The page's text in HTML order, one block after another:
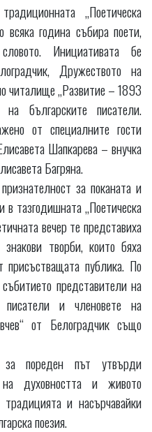
„Поетическа
всяка година събира поети,
Инициативата бе
Дружеството на
читалище „Развитие – 1893
българските писатели.
от специалните гости
Шапкарева – внучка
Багряна.
за поканата и
тазгодишната „Поетическа
вечер те представиха
творби, които бяха
публика. По
представители на
и членовете на
от Белоградчик също
за пореден път утвърди
духовността и живото
традицията и насърчавайки
поезия.